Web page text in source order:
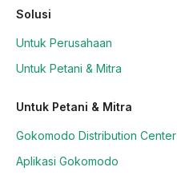
Solusi
Untuk Perusahaan
Untuk Petani & Mitra
Untuk Petani & Mitra
Gokomodo Distribution Center
Aplikasi Gokomodo